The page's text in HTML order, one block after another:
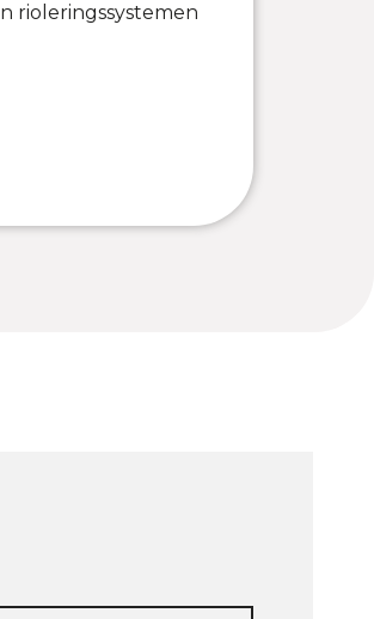
rioleringssystemen